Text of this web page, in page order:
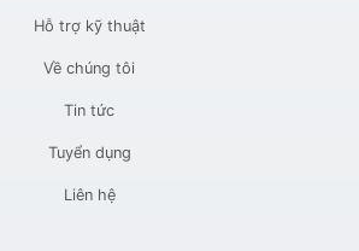
Hỗ trợ kỹ thuật
Về chúng tôi
Tin tức
Tuyển dụng
Liên hệ